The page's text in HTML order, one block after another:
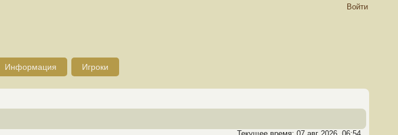
Войти
Информация Игроки